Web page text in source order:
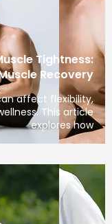
Tightness:
Recovery
affect flexibility,
This article
explores how